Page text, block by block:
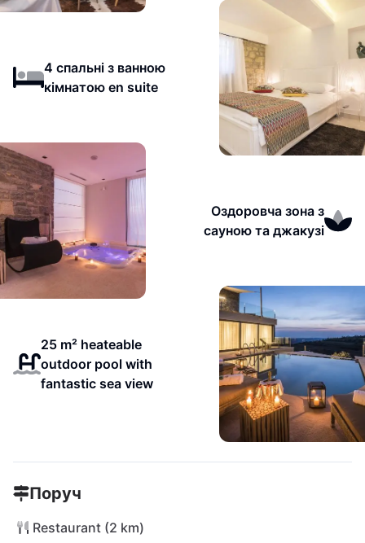
4 спальні з ванною
кімнатою en suite
Оздоровча зона з
сауною та джакузі
25 m² heateable
outdoor pool with
fantastic sea view
Поруч
Restaurant (2 km)